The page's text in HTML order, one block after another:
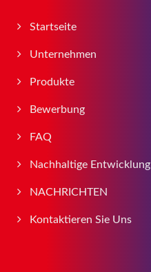
Startseite
Unternehmen
Produkte
Bewerbung
FAQ
Nachhaltige Entwicklung
NACHRICHTEN
Kontaktieren Sie Uns